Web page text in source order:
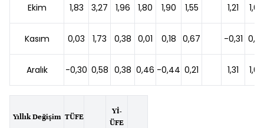
Ekim 1,83 3,27 1,96 1,80 1,90 1,55 1,21 1,60
Kasım 0,03 1,73 0,38 0,01 0,18 0,67 -0,31
Aralık -0,30 0,58 0,38 0,46 -0,44 0,21 1,31 1,00
Yıllık Değişim TÜFE
Yİ-
ÜFE